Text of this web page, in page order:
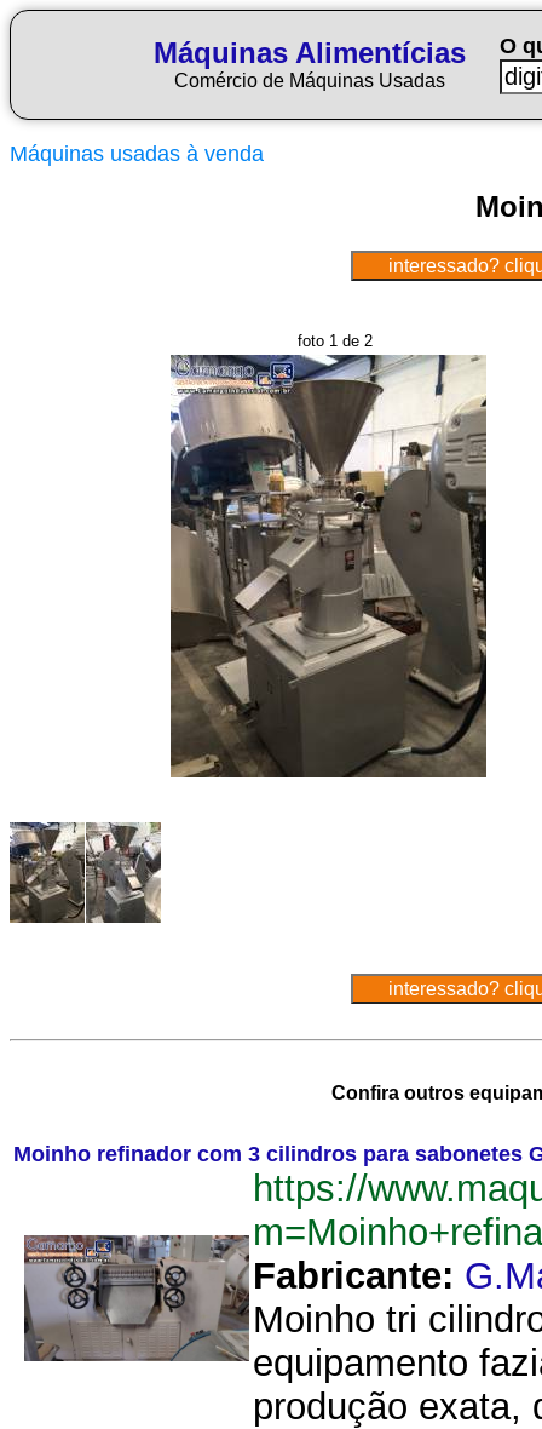
Máquinas Alimentícias
Comércio de Máquinas Usadas
O
Máquinas usadas à venda
foto 1 de 2
Confira outros
Moinho refinador com 3 cilindros para sabonetes
https://
Fabricante:
Moinho tri
equipamento
produção exata,